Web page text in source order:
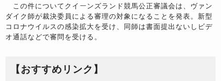
この件についてクイーンズランド競馬公正審議会は、ヴァン
ダイク師が裁決委員による審理の対象になることを発表。新型
コロナウイルスの感染拡大を受け、同師は書面提出ないしビデ
オ通話などで審問を受ける。
【おすすめリンク】